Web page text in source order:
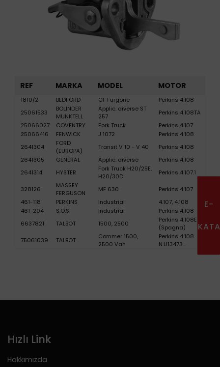
REF MARKA MODEL MOTOR
1810/2 BEDFORD CF Furgone
Perkins 4.108
25061533
BOLINDER
MUNKTELL
Applic. diverse ST
257
Perkins 4.108TA
25066027
COVENTRY Fork Truck
Perkins 4.107
25066416
FENWICK J 1072
Perkins 4.108
2641304
FORD
(EUROPA)
Transit V 10 - V 40
Perkins 4.108
2641305
GENERAL Applic. diverse
Perkins 4.108
2641314
HYSTER
Fork Truck H20/25E,
H20/30D
Perkins 4.107.1
328126
MASSEY
FERGUSON
MF 630
Perkins 4.107
461-118
PERKINS Industrial
4.107, 4.108
461-204
S.O.S. Industrial
Perkins 4.108
6637821
TALBOT 1500, 2500
Perkins 4.108E
(Spagna)
75061039
TALBOT
Commer 1500,
2500 Van
Perkins 4.108
N.U13473...
Hızlı Link
Hakkımızda
E-